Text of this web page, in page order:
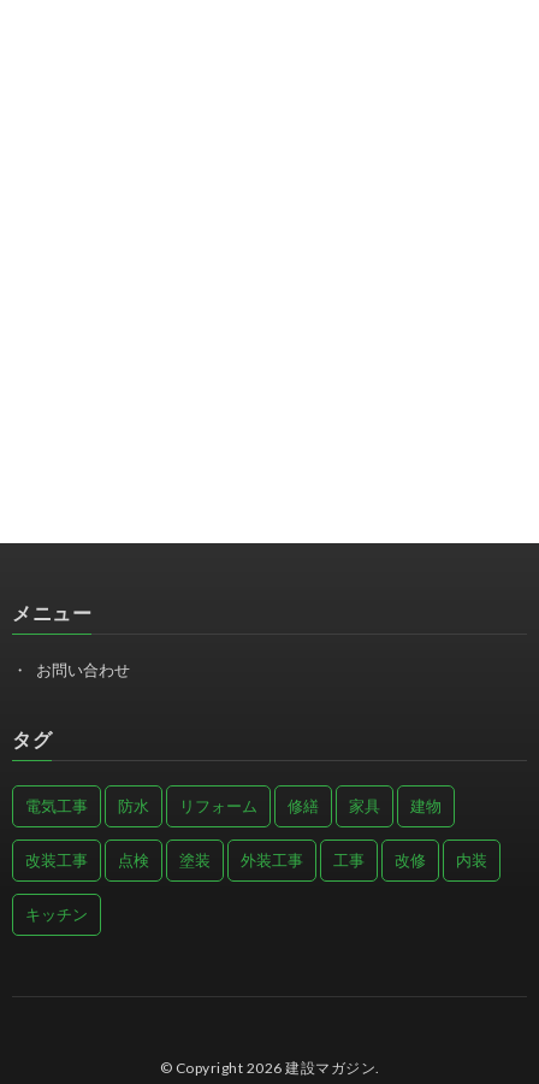
メニュー
お問い合わせ
タグ
電気工事 防水 リフォーム 修繕 家具 建物
改装工事 点検 塗装 外装工事 工事 改修 内装
キッチン
© Copyright 2026 建設マガジン.